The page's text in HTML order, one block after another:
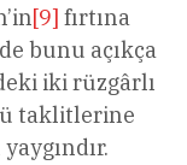
[9] fırtına
bunu açıkça
iki rüzgârlı
taklitlerine